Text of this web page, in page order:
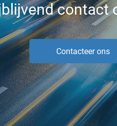
contact
Contacteer ons